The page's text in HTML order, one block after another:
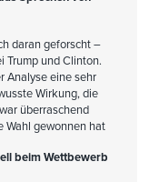
daran geforscht –
Trump und Clinton.
Analyse eine sehr
Wirkung, die
überraschend
Wahl gewonnen hat
beim Wettbewerb